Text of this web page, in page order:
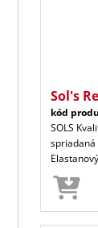
Sol's
kód
SOLS
spriadaná